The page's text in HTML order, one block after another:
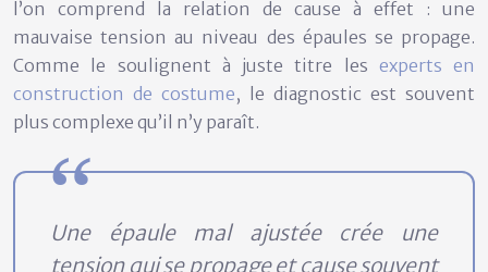
l’on comprend la relation de cause à effet : une
mauvaise tension au niveau des épaules se propage.
Comme le soulignent à juste titre les experts en
construction de costume, le diagnostic est souvent
plus complexe qu’il n’y paraît.
Une épaule mal ajustée crée une
tension qui se propage et cause souvent